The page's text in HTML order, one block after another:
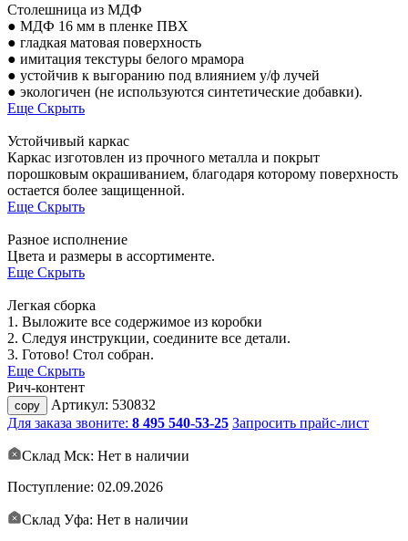
Столешница из МДФ
● МДФ 16 мм в пленке ПВХ
● гладкая матовая поверхность
● имитация текстуры белого мрамора
● устойчив к выгоранию под влиянием у/ф лучей
● экологичен (не используются синтетические добавки).
Еще Скрыть
Устойчивый каркас
Каркас изготовлен из прочного металла и покрыт
порошковым окрашиванием, благодаря которому поверхность
остается более защищенной.
Еще Скрыть
Разное исполнение
Цвета и размеры в ассортименте.
Еще Скрыть
Легкая сборка
1. Выложите все содержимое из коробки
2. Следуя инструкции, соедините все детали.
3. Готово! Стол собран.
Еще Скрыть
Рич-контент
copy Артикул: 530832
Для заказа звоните: 8 495 540-53-25 Запросить прайс-лист
Склад Мск: Нет в наличии
Поступление: 02.09.2026
Склад Уфа: Нет в наличии